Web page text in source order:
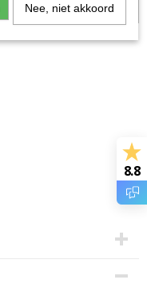
8.8
Nee, niet akkoord